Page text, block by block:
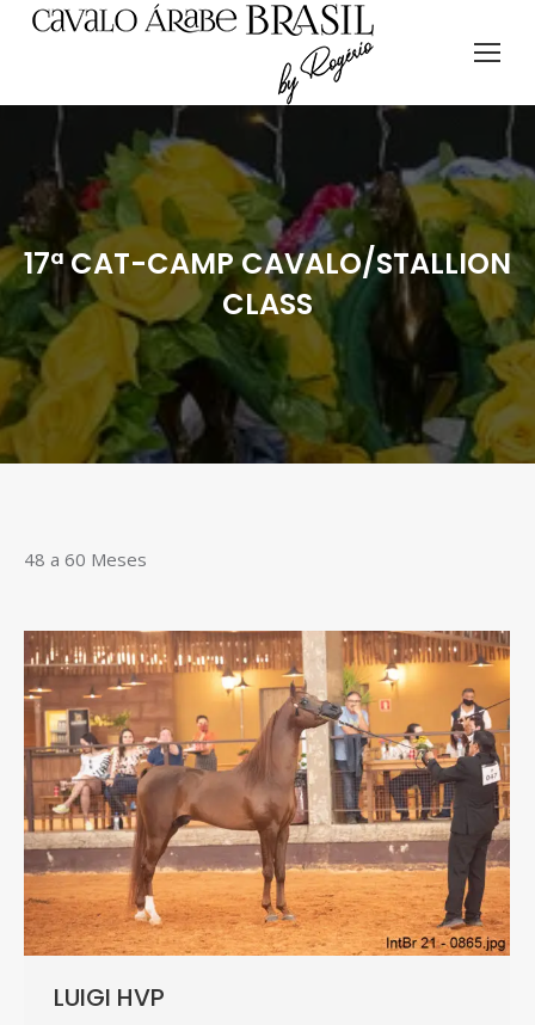
17ª CAT-CAMP CAVALO/STALLION
CLASS
48 a 60 Meses
LUIGI HVP